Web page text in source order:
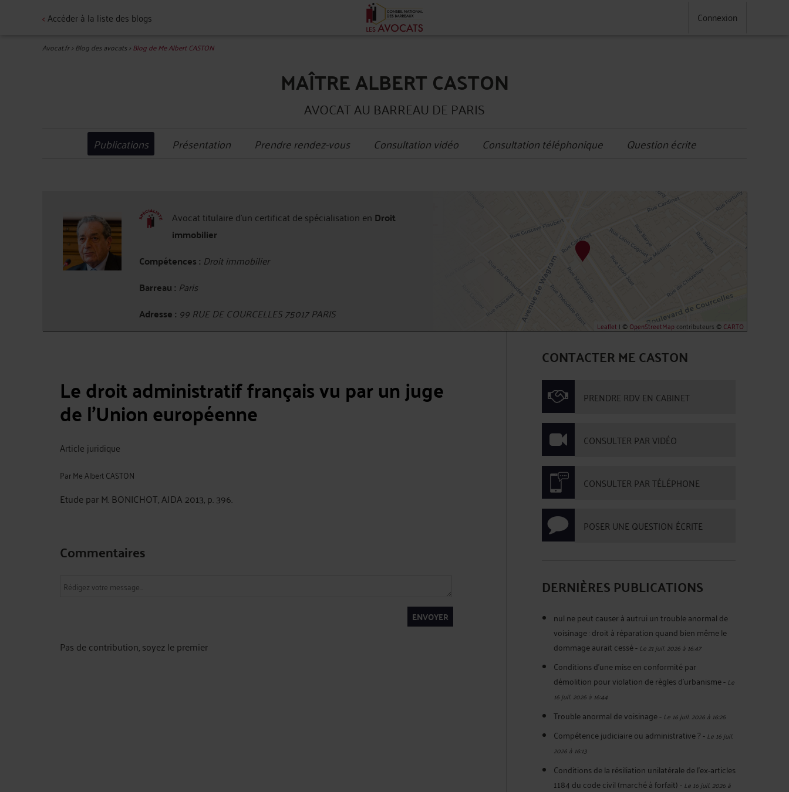
<Accéder à la liste des blogs Connexion
Avocat.fr>Blog des avocats>Blog de Me Albert CASTON
MAÎTRE ALBERT CASTON
AVOCAT AU BARREAU DE PARIS
Publications Présentation Prendre rendez-vous Consultation vidéo Consultation téléphonique Question écrite
Avocat titulaire d'un certificat de spécialisation en Droit
immobilier
Compétences : Droit immobilier
Barreau : Paris
Adresse : 99 RUE DE COURCELLES 75017 PARIS
Leaflet | ©OpenStreetMapcontributeurs ©CARTO
Le droit administratif français vu par un juge
de l'Union européenne
Article juridique
ParMe Albert CASTON
Etude par M. BONICHOT, AJDA 2013, p. 396.
Commentaires
ENVOYER
Pas de contribution, soyez le premier
CONTACTER ME CASTON
PRENDRE RDV EN CABINET
CONSULTER PAR VIDÉO
CONSULTER PAR TÉLÉPHONE
POSER UNE QUESTION ÉCRITE
DERNIÈRES PUBLICATIONS
nul ne peut causer à autrui un trouble anormal de
voisinage : droit à réparation quand bien même le
dommage aurait cessé-Le 21 juil. 2026 à 16:47
Conditions d'une mise en conformité par
démolition pour violation de règles d'urbanisme-Le
16 juil. 2026 à 16:44
Trouble anormal de voisinage-Le 16 juil. 2026 à 16:26
Compétence judiciaire ou administrative ?-Le 16 juil.
2026 à 16:13
Conditions de la résiliation unilatérale de l'ex-articles
1184 du code civil (marché à forfait)-Le 16 juil. 2026 à